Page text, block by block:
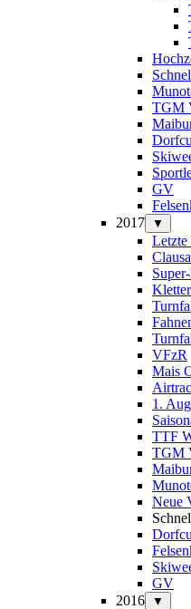
TGM
GV
2017
▼
Letzte
VFzR
Mais
1.
TTF
TGM
Neue
GV
2016
▼